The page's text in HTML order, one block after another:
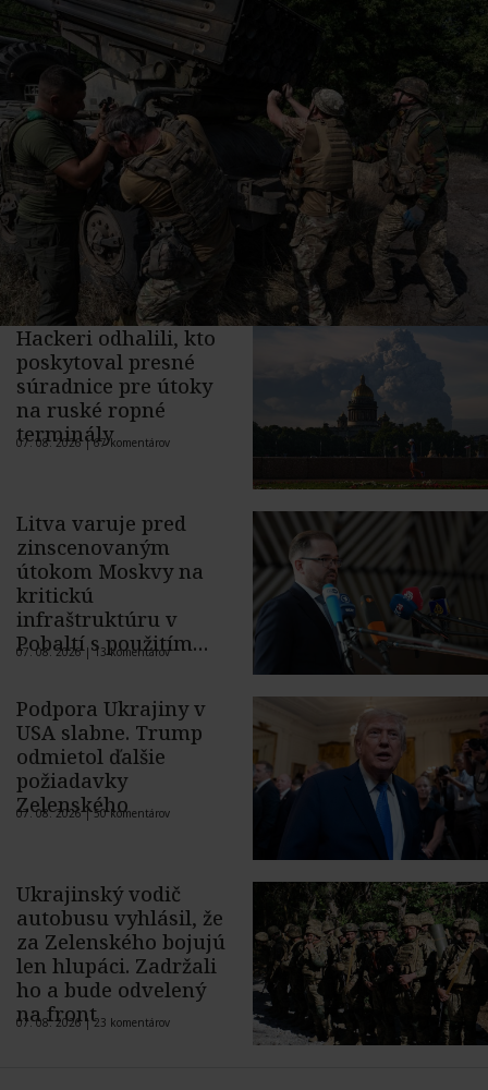
Hackeri odhalili, kto
poskytoval presné
súradnice pre útoky
na ruské ropné
terminály
07. 08. 2026 |67 komentárov
Litva varuje pred
zinscenovaným
útokom Moskvy na
kritickú
infraštruktúru v
Pobaltí s použitím
ukrajinského dronu
07. 08. 2026 |13 komentárov
Podpora Ukrajiny v
USA slabne. Trump
odmietol ďalšie
požiadavky
Zelenského
07. 08. 2026 |50 komentárov
Ukrajinský vodič
autobusu vyhlásil, že
za Zelenského bojujú
len hlupáci. Zadržali
ho a bude odvelený
na front
07. 08. 2026 |23 komentárov